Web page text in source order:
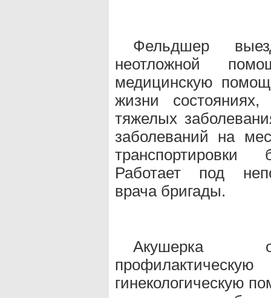
Фельдшер
неотложной
медицинскую
жизни
тяжелых
заболеваний на
Работает под
врача бригады.
Акушерка
гинекологическую